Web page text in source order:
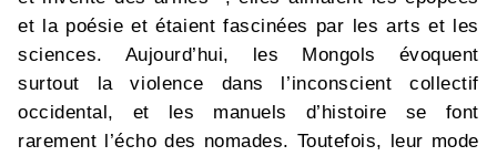
et la poésie et étaient fascinées par les arts et les
sciences. Aujourd’hui, les Mongols évoquent
surtout la violence dans l’inconscient collectif
occidental, et les manuels d’histoire se font
rarement l’écho des nomades. Toutefois, leur mode